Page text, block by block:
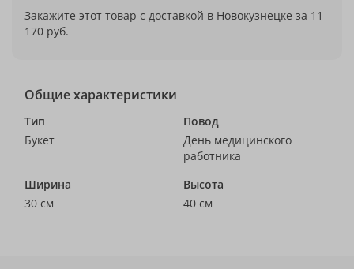
Закажите этот товар с доставкой в Новокузнецке за 11
170 руб.
Общие характеристики
Тип
Букет
Повод
День медицинского
работника
Ширина
30 см
Высота
40 см